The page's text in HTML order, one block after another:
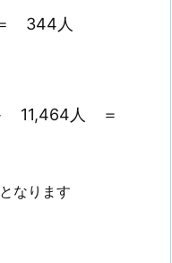
344人
11,464人 ＝
なります